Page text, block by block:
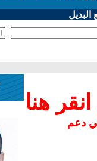
هنا
دعم